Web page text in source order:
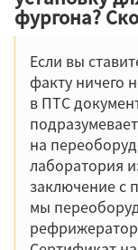
фургона?
Если вы
факту ничего
в ПТС
на
лаборатория
заключение с
мы